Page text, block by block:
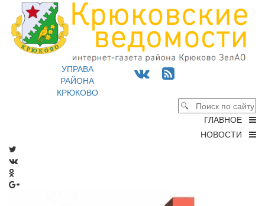
УПРАВА
РАЙОНА
КРЮКОВО
ГЛАВНОЕ
НОВОСТИ